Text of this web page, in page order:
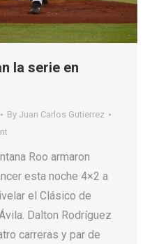
la serie en
By Juan Carlos Gutierrez
Roo armaron
esta noche 4×2 a
el Clásico de
Dalton Rodríguez
carreras y par de